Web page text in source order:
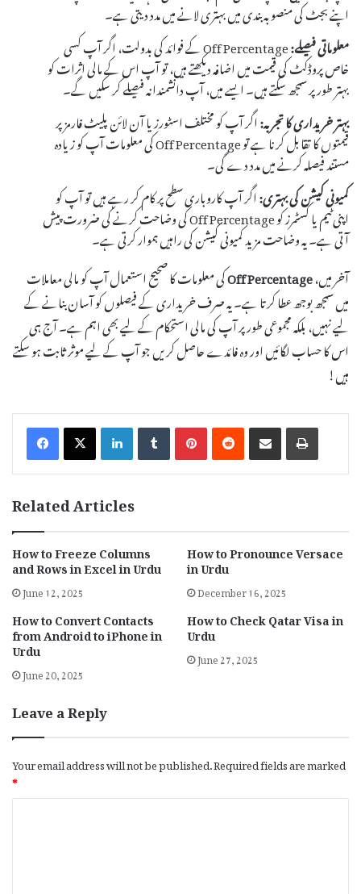
اپنے بجٹ کی منصوبہ بندی میں بہتری لانے میں مدد دیتی ہے۔
معلوماتی فیصلے:
Off Percentage کے فوائد کی بدولت، اگر آپ کسی
خاص پروڈکٹ کی قیمت میں اضافہ دیکھتے ہیں، تو آپ اس کے مالی اثرات کو
بہتر طور پر سمجھ سکتے ہیں۔ ایسے میں، آپ دانشمندانہ فیصلے کر سکیں گے۔
بہتر خریداری کا تجربہ:اگر آپ کو مختلف اسٹورز یا آن لائن پلیٹ فارمز پر
قیمتوں کا تقابل کرنا ہے تو Off Percentage کی معلومات آپ کو زیادہ
مستند فیصلہ کرنے میں مدد دے گی۔
کمیونی کیشن کی بہتری:اگر آپ کاروباری سطح پر کام کر رہے ہیں تو آپ کو
اپنی ٹیم یا کسٹمرز کو Off Percentage کی وضاحت کرنے کی ضرورت پیش
آتی ہے۔ یہ وضاحت مزید کمیونی کیشن کی راہیں ہموار کرتی ہے۔
آخر میں،Off Percentageکی معلومات کا صحیح استعمال آپ کو مالی معاملات
میں سمجھ بوجھ عطا کرتا ہے۔ یہ صرف خریداری کے فیصلوں کو آسان بنانے کے
لیے نہیں، بلکہ مجموعی طور پر آپ کی مالی استحکام کے لیے بھی اہم ہے۔ آج ہی
اس کا حساب لگائیں اور وہ فائدے حاصل کریں جو آپ کے لیے موثر ثابت ہو سکتے
ہیں!
LinkedInTumblrPinterestReddit Share via Email Print
Related Articles
How to Freeze Columns
and Rows in Excel in Urdu
June 12, 2025
How to Pronounce Versace
in Urdu
December 16, 2025
How to Convert Contacts
from Android to iPhone in
Urdu
June 20, 2025
How to Check Qatar Visa in
Urdu
June 27, 2025
Leave a Reply
Your email address will not be published.Required fields are marked
*